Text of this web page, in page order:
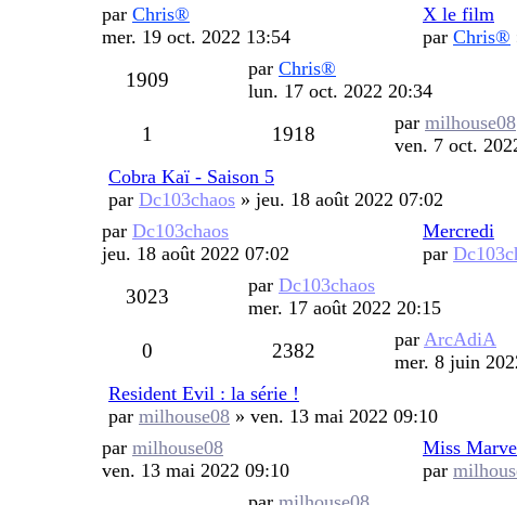
Dernier
message
par Chris®
mer. 19 oct. 2022 13:54
X le film
par Chris®
1909
Dernier
message
par Chris®
lun. 17 oct. 2022 20:34
1 1918
Dernier
message
par milhouse08
ven. 7 oct.
Cobra Kaï - Saison 5
par Dc103chaos » jeu. 18 août 2022 07:02
Dernier
message
par Dc103chaos
jeu. 18 août 2022 07:02
Mercredi
par
3023
Dernier
message
par Dc103chaos
mer. 17 août 2022 20:15
0 2382
Dernier
message
par ArcAdiA
mer. 8 juin
Resident Evil : la série !
par milhouse08 » ven. 13 mai 2022 09:10
Dernier
message
par milhouse08
ven. 13 mai 2022 09:10
Miss
par
Dernier